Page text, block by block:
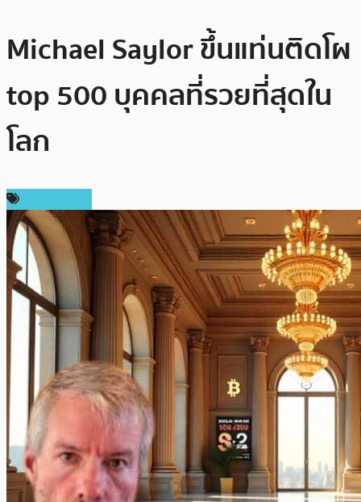
Michael Saylor ขึ้นแท่นติดโผ
top 500 บุคคลที่รวยที่สุดใน
โลก